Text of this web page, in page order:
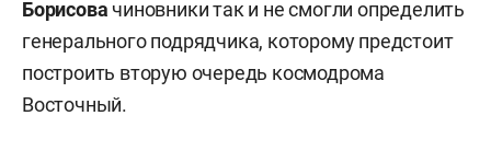
Борисова чиновники так и не смогли определить
генерального подрядчика, которому предстоит
построить вторую очередь космодрома
Восточный.